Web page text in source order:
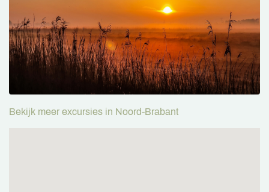
Bekijk meer excursies in Noord-Brabant